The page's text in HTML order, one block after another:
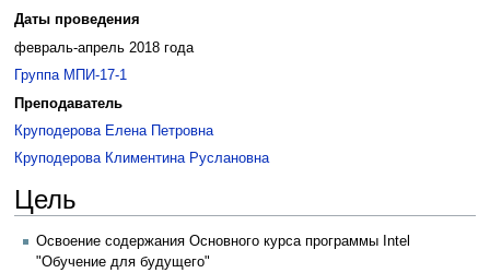
Даты проведения
февраль-апрель 2018 года
Группа МПИ-17-1
Преподаватель
Круподерова Елена Петровна
Круподерова Климентина Руслановна
Цель
Освоение содержания Основного курса программы Intel
"Обучение для будущего"